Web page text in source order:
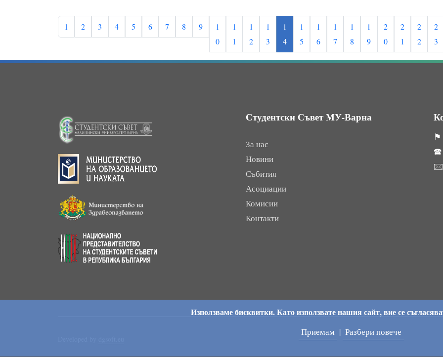
Използваме бисквитки. Като използвате нашия сайт, вие се
Приемам | Разбери повече
1 2 3 4 5 6 7 8 9
1
0
1
1
1
2
1
3
1
4
1
5
1
6
1
7
1
8
1
9
2
0
2
1
2
2
2
3
Студентски Съвет МУ-Варна
За нас
Новини
Събития
Асоциации
Комисии
Контакти
⚑
🕿